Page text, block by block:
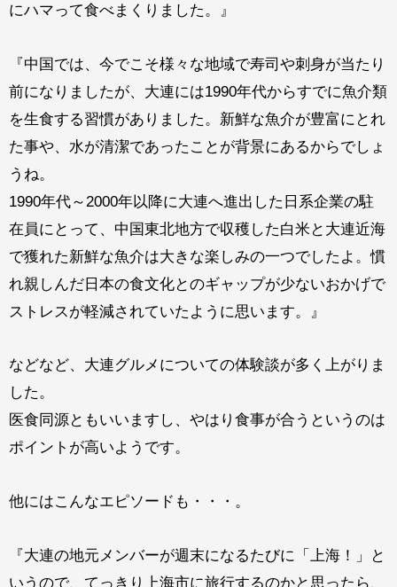
にハマって食べまくりました。』
『中国では、今でこそ様々な地域で寿司や刺身が当たり
前になりましたが、大連には1990年代からすでに魚介類
を生食する習慣がありました。新鮮な魚介が豊富にとれ
た事や、水が清潔であったことが背景にあるからでしょ
うね。
1990年代～2000年以降に大連へ進出した日系企業の駐
在員にとって、中国東北地方で収穫した白米と大連近海
で獲れた新鮮な魚介は大きな楽しみの一つでしたよ。慣
れ親しんだ日本の食文化とのギャップが少ないおかげで
ストレスが軽減されていたように思います。』
などなど、大連グルメについての体験談が多く上がりま
した。
医食同源ともいいますし、やはり食事が合うというのは
ポイントが高いようです。
他にはこんなエピソードも・・・。
『大連の地元メンバーが週末になるたびに「上海！」と
いうので、てっきり上海市に旅行するのかと思ったら、